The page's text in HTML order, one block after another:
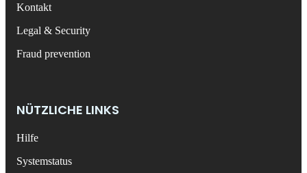
Kontakt
Legal & Security
Fraud prevention
NÜTZLICHE LINKS
Hilfe
Systemstatus